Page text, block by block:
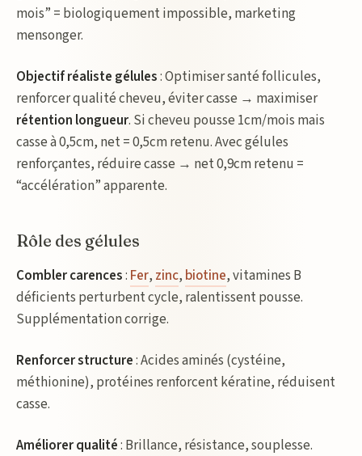
mois” = biologiquement impossible, marketing
mensonger.
Objectif réaliste gélules: Optimiser santé follicules,
renforcer qualité cheveu, éviter casse → maximiser
rétention longueur. Si cheveu pousse 1cm/mois mais
casse à 0,5cm, net = 0,5cm retenu. Avec gélules
renforçantes, réduire casse → net 0,9cm retenu =
“accélération” apparente.
Rôle des gélules
Combler carences: Fer, zinc, biotine, vitamines B
déficients perturbent cycle, ralentissent pousse.
Supplémentation corrige.
Renforcer structure: Acides aminés (cystéine,
méthionine), protéines renforcent kératine, réduisent
casse.
Améliorer qualité: Brillance, résistance, souplesse.